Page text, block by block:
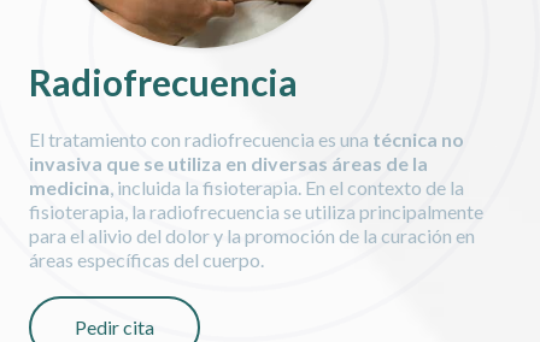
Radiofrecuencia
El tratamiento con radiofrecuencia es una técnica no
invasiva que se utiliza en diversas áreas de la
medicina, incluida la fisioterapia. En el contexto de la
fisioterapia, la radiofrecuencia se utiliza principalmente
para el alivio del dolor y la promoción de la curación en
áreas específicas del cuerpo.
Pedir cita